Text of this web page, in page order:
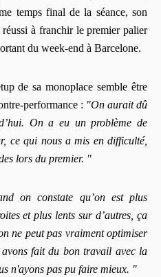
temps final de la séance, son
à franchir le premier palier
du week-end à Barcelone.
de sa monoplace semble être
performance : "On aurait dû
On a eu un problème de
ce qui nous a mis en difficulté,
lors du premier. "
on constate qu’on est plus
et plus lents sur d’autres, ça
ne peut pas vraiment optimiser
fait du bon travail avec la
n'ayons pas pu faire mieux. "